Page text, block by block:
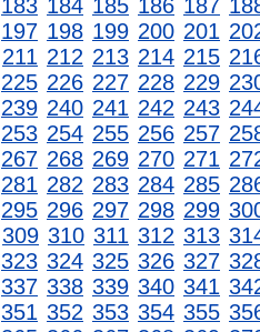
183 184 185 186 187
197 198 199 200 201
211 212 213 214 215
225 226 227 228 229
239 240 241 242 243
253 254 255 256 257
267 268 269 270 271
281 282 283 284 285
295 296 297 298 299
309 310 311 312 313
323 324 325 326 327
337 338 339 340 341
351 352 353 354 355